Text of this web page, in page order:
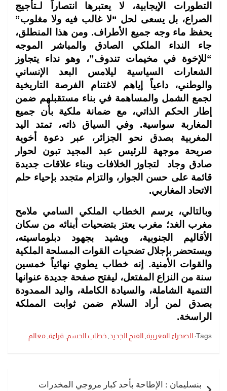
التطورات الإيجابية، لا يعتبرها انتصاراً لـتأجيج
الصراع، بل يسعى لحل “لا غالب فيه ولا مغلوب”
يحفظ ماء وجه جميع الأطراف. ومن هذا المنطلق،
جاء النداء الملكي الصادق والمباشر الموجه
“للإخوة في مخيمات تندوف”، وهو نداء يتجاوز
الشعارات السياسية ليلامس البعد الإنساني
والوطني، داعياً إياهم لاغتنام الفرصة التاريخية
لجمع الشمل والمساهمة في بناء مستقبلهم ضمن
إطار الحكم الذاتي، مع ضمانة ملكية بأن جميع
المغاربة سواسية. وفي السياق ذاته، تمتد اليد
المغربية بصدق نحو الجزائر، عبر دعوة أخوية
صريحة موجهة للرئيس عبد المجيد تبون لحوار
صادق وجاد لتجاوز الخلافات وبناء علاقات جديدة
قائمة على حسن الجوار، والتزام متجدد بإحياء حلم
الاتحاد المغاربي.
وبالتالي، يرسم الخطاب الملكي السامي ملامح
مغرب الغد؛ مغرب يعتز بتضحيات أبنائه من سكان
الأقاليم الجنوبية، ويشيد بجهود دبلوماسيته،
ويستحضر بإجلال تضحيات القوات المسلحة الملكية
والقوات الأمنية. إنه خطاب يطوي نهائياً خمسين
سنة من النزاع المفتعل، ليفتح صفحة جديدة عنوانها
التنمية الشاملة، والسيادة الكاملة، واليد الممدودة
بصدق لمن أراد السلام ضمن ثوابت المملكة
الراسخة.
Tags: الصحراء المغربية, الفتح الجديد, خطاب الحسم, قراءة, معالم
المقالاتبنسليمان : الإطاحة بأحد كبار مروجي المخدرات